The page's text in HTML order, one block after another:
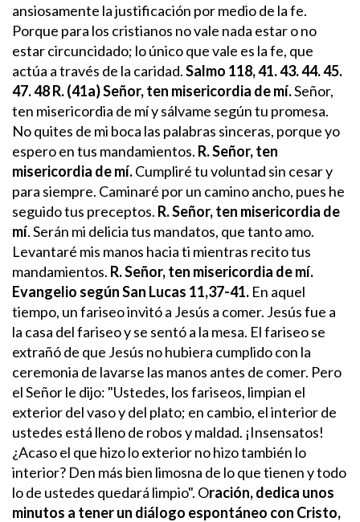
ansiosamente la justificación por medio de la fe.
Porque para los cristianos no vale nada estar o no
estar circuncidado; lo único que vale es la fe, que
actúa a través de la caridad.Salmo 118, 41. 43. 44. 45.
47. 48R. (41a) Señor, ten misericordia de mí.Señor,
ten misericordia de míy sálvame según tu promesa.
No quites de mi boca las palabras sinceras, porque yo
espero en tus mandamientos. R. Señor, ten
misericordia de mí.Cumpliré tu voluntad sin cesar y
para siempre. Caminaré por un camino ancho, pues he
seguido tus preceptos. R. Señor, ten misericordia de
mí.Serán mi delicia tus mandatos, que tanto amo.
Levantaré mis manos hacia ti mientras recito tus
mandamientos. R. Señor, ten misericordia de mí.
Evangelio según San Lucas 11,37-41. En aquel
tiempo, un fariseo invitó a Jesús a comer. Jesús fue a
la casa del fariseo y se sentó a la mesa. El fariseo se
extrañó de que Jesús no hubiera cumplido con la
ceremonia de lavarse las manos antes de comer. Pero
el Señor le dijo: "Ustedes, los fariseos, limpian el
exterior del vaso y del plato; en cambio, el interior de
ustedes está lleno de robos y maldad. ¡Insensatos!
¿Acaso el que hizo lo exterior no hizo también lo
interior? Den más bien limosna de lo que tienen y todo
lo de ustedes quedará limpio". Oración, dedica unos
minutos a tener un diálogo espontáneo con Cristo,